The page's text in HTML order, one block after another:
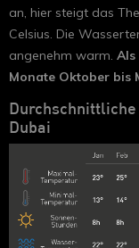
an, hier steigt das
Celsius. Die
angenehm warm. Als
Monate Oktober bis
Dubai